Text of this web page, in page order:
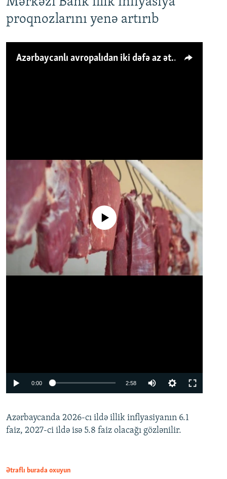
proqnozlarını yenə artırıb
Azərbaycanlı avropalıdan iki dəfə az ət yeyir, amma... 'Qiymət artımı qaçılmazdır'
No media source currently available
0:00 2:58
360p
480p
Azərbaycanda 2026-cı ildə illik inflyasiyanın 6.1
faiz, 2027-ci ildə isə 5.8 faiz olacağı gözlənilir.
Ətraflı burada oxuyun